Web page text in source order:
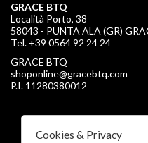
GRACE BTQ
Località Porto, 38
58043 - PUNTA ALA (GR)
Tel. +39 0564 92 24 24
GRACE BTQ
shoponline@gracebtq.com
P.I. 11280380012
Cookies & Privacy